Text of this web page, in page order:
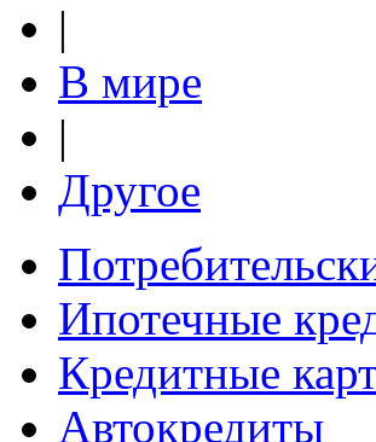
|
В мире
|
Другое
Ипотечные
Кредитные
Автокредиты